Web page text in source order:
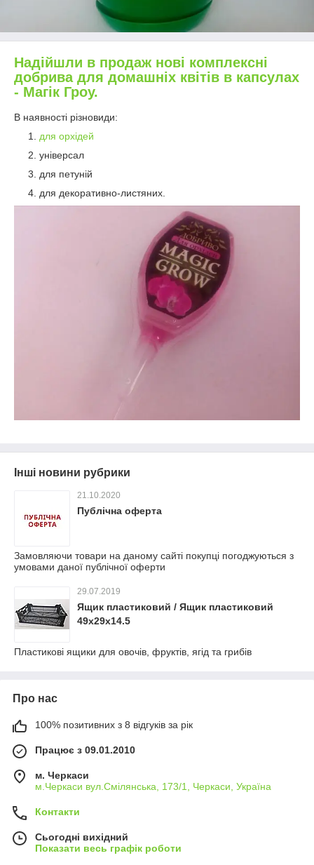
Надійшли в продаж нові комплексні
добрива для домашніх квітів в капсулах
- Магік Гроу.
В наявності різновиди:
для орхідей
універсал
для петуній
для декоративно-листяних.
Інші новини рубрики
21.10.2020
Публічна оферта
Замовляючи товари на даному сайті покупці погоджуються з
умовами даної публічної оферти
29.07.2019
Ящик пластиковий / Ящик пластиковий
49х29х14.5
Пластикові ящики для овочів, фруктів, ягід та грибів
Про нас
100% позитивних з 8 відгуків за рік
Працює з 09.01.2010
м. Черкаси
м.Черкаси вул.Смілянська, 173/1, Черкаси, Україна
Контакти
Сьогодні вихідний
Показати весь графік роботи